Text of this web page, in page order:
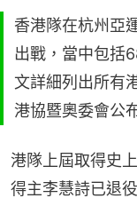
香港隊在杭州亞
出戰，當中包括
文詳細列出所有
港協暨奧委會公
港隊上屆取得史
得主李慧詩已退